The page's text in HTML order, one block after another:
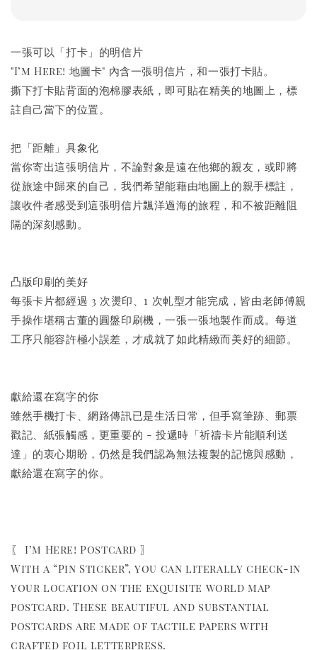
一張可以「打卡」的明信片
"I’m Here! 地圖卡" 內含一張明信片，和一張打卡貼。
撕下打卡貼背面的泡棉膠表紙，即可貼在精美的地圖上，標
註自己當下的位置。
把「距離」具象化
當你寄出這張明信片，不論對象是遠在他鄉的親友，或即將
從旅途中歸來的自己，我們希望能藉由地圖上的親手標註，
讓收件者感受到這張明信片飄洋過海的旅程，和不被距離阻
隔的深刻感動。
凸版印刷的美好
每張卡片都經過 3 次燙印、1 次軋型才能完成，皆由老師傅親
手操作堪稱古董的圓盤印刷機，一張一張地製作而成。每道
工序只能容許極小誤差，才成就了如此精緻而美好的細節。
獻給還在寫字的你
雖然手機打卡、網路傳訊已是生活日常，但手寫筆跡、郵票
戳記、紙張觸感，更重要的 - 投遞時「祈禱卡片能順利送
達」的衷心期盼，仍然是我們認為無法複製的記憶與感動，
獻給還在寫字的你。
〖 I’m Here! Postcard 〗
With a “Pin Sticker”, you can literally check-in
your location on the exquisite world map
postcard. These beautiful and substantial
postcards are made of tactile papers with
crafted foil letterpress.